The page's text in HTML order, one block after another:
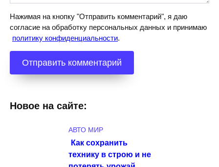
Нажимая на кнопку "Отправить комментарий", я даю
согласие на обработку персональных данных и принимаю
политику конфиденциальности.
Новое на сайте:
АВТО МИР
Как сохранить
технику в строю и не